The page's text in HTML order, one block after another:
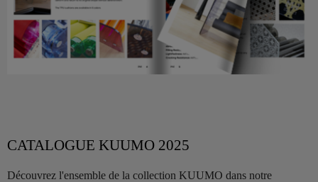
CATALOGUE KUUMO 2025
Découvrez l'ensemble de la collection KUUMO dans notre